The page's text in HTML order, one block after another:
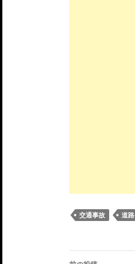
交通事故 道
投